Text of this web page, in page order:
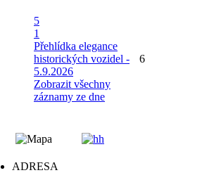
5
1
Přehlídka elegance
historických vozidel -
5.9.2026
Zobrazit všechny
záznamy ze dne
6
ADRESA